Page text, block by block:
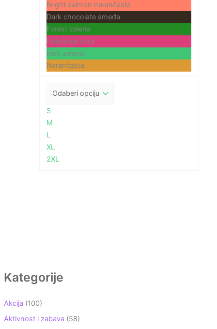
Kategorije
Akcija (100)
Aktivnost i zabava (58)
Bright salmon narančasta
Dark chocolate smeđa
Forest zelena
Helicionia roza
Irish zelena
Narančasta
S
M
L
XL
2XL